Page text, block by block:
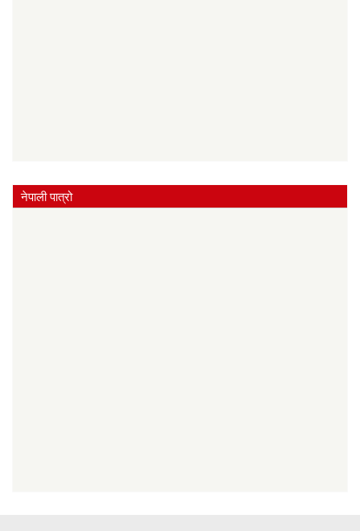
नेपाली पात्रो